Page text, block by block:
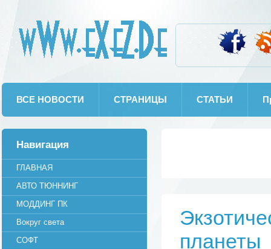
ВСЕ НОВОСТИ СТРАНИЦЫ СТАТЬИ
планеты
Навигация
ГЛАВНАЯ
АВТО ТЮННИНГ
МОДДИНГ ПК
Вокруг света
СОФТ